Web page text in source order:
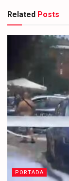
Related Posts
PORTADA